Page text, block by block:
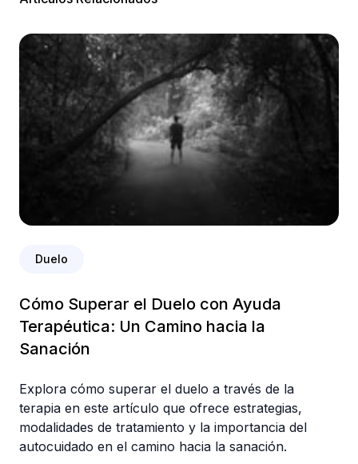
Duelo
Cómo Superar el Duelo con Ayuda
Terapéutica: Un Camino hacia la
Sanación
Explora cómo superar el duelo a través de la
terapia en este artículo que ofrece estrategias,
modalidades de tratamiento y la importancia del
autocuidado en el camino hacia la sanación.